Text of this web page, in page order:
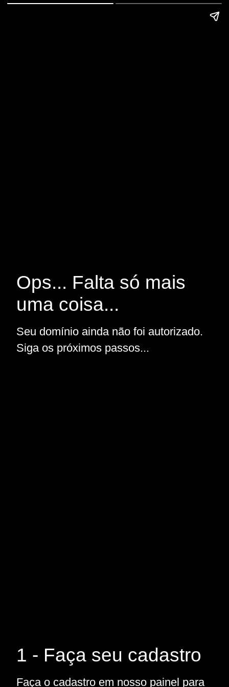
Ops... Falta só mais
uma coisa...
Seu domínio ainda não foi autorizado.
Siga os próximos passos...
1 - Faça seu cadastro
Faça o cadastro em nosso painel para